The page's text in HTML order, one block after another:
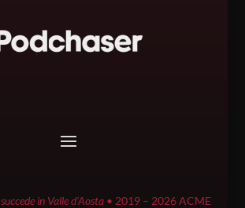
succede in Valle d’Aosta • 2019 – 2026 ACME